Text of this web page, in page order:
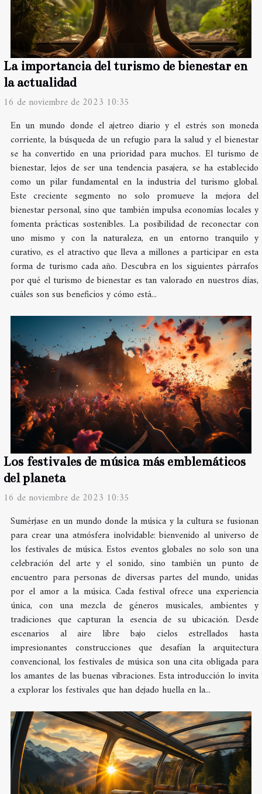
La importancia del turismo de bienestar en
la actualidad
16 de noviembre de 2023 10:35
En un mundo donde el ajetreo diario y el estrés son moneda
corriente, la búsqueda de un refugio para la salud y el bienestar
se ha convertido en una prioridad para muchos. El turismo de
bienestar, lejos de ser una tendencia pasajera, se ha establecido
como un pilar fundamental en la industria del turismo global.
Este creciente segmento no solo promueve la mejora del
bienestar personal, sino que también impulsa economías locales y
fomenta prácticas sostenibles. La posibilidad de reconectar con
uno mismo y con la naturaleza, en un entorno tranquilo y
curativo, es el atractivo que lleva a millones a participar en esta
forma de turismo cada año. Descubra en los siguientes párrafos
por qué el turismo de bienestar es tan valorado en nuestros días,
cuáles son sus beneficios y cómo está...
Los festivales de música más emblemáticos
del planeta
16 de noviembre de 2023 10:35
Sumérjase en un mundo donde la música y la cultura se fusionan
para crear una atmósfera inolvidable: bienvenido al universo de
los festivales de música. Estos eventos globales no solo son una
celebración del arte y el sonido, sino también un punto de
encuentro para personas de diversas partes del mundo, unidas
por el amor a la música. Cada festival ofrece una experiencia
única, con una mezcla de géneros musicales, ambientes y
tradiciones que capturan la esencia de su ubicación. Desde
escenarios al aire libre bajo cielos estrellados hasta
impresionantes construcciones que desafían la arquitectura
convencional, los festivales de música son una cita obligada para
los amantes de las buenas vibraciones. Esta introducción lo invita
a explorar los festivales que han dejado huella en la...